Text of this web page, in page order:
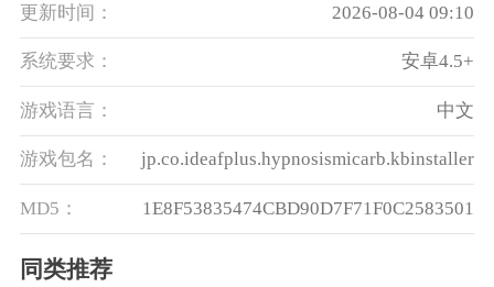
更新时间： 2026-08-04 09:10
系统要求： 安卓4.5+
游戏语言： 中文
游戏包名： jp.co.ideafplus.hypnosismicarb.kbinstaller
MD5： 1E8F53835474CBD90D7F71F0C2583501
同类推荐